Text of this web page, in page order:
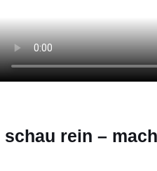
schau rein –